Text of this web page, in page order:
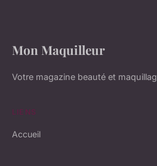
Mon Maquilleur
Votre magazine beauté et
LIENS
Accueil